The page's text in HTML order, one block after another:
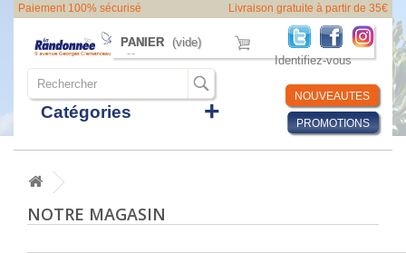
Paiement 100% sécurisé Livraison gratuite à partir de 35€
PANIER (vide)
Catégories
PROMOTIONS
NOUVEAUTES
Identifiez-vous
NOTRE MAGASIN